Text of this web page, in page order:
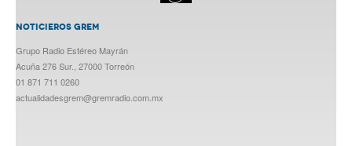
NOTICIEROS GREM
Grupo Radio Estéreo Mayrán
Acuña 276 Sur., 27000 Torreón
01 871 711 0260
actualidadesgrem@gremradio.com.mx